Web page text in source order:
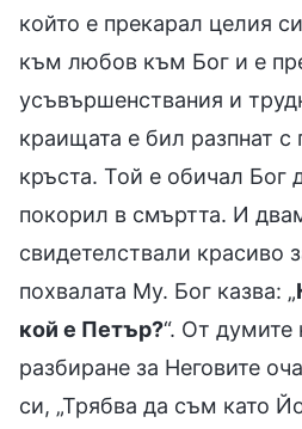
който е прекарал целия
към любов към Бог и е
усъвършенствания и
краищата е бил разпнат с
кръста. Той е обичал Бог
покорил в смъртта. И
свидетелствали красиво
похвалата Му. Бог казва: „
кой е Петър?“. От думите
разбиране за Неговите
си, „Трябва да съм като